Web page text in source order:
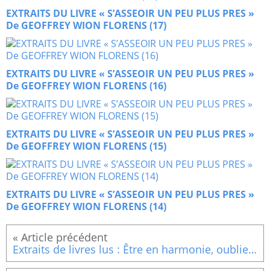
EXTRAITS DU LIVRE « S’ASSEOIR UN PEU PLUS PRES »
De GEOFFREY WION FLORENS (17)
EXTRAITS DU LIVRE « S’ASSEOIR UN PEU PLUS PRES »
De GEOFFREY WION FLORENS (16)
EXTRAITS DU LIVRE « S’ASSEOIR UN PEU PLUS PRES »
De GEOFFREY WION FLORENS (15)
EXTRAITS DU LIVRE « S’ASSEOIR UN PEU PLUS PRES »
De GEOFFREY WION FLORENS (14)
Extraits de livres lus : Être en harmonie, oublier ses soucis, simplement vivre Oublier ses soucisLe